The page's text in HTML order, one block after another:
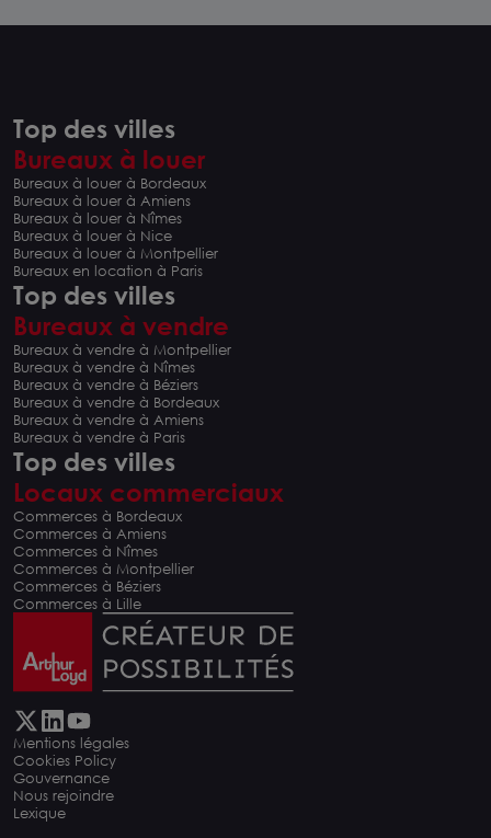
Top des villes
Bureaux à louer
Bureaux à louer à Bordeaux
Bureaux à louer à Amiens
Bureaux à louer à Nîmes
Bureaux à louer à Nice
Bureaux à louer à Montpellier
Bureaux en location à Paris
Top des villes
Bureaux à vendre
Bureaux à vendre à Montpellier
Bureaux à vendre à Nîmes
Bureaux à vendre à Béziers
Bureaux à vendre à Bordeaux
Bureaux à vendre à Amiens
Bureaux à vendre à Paris
Top des villes
Locaux commerciaux
Commerces à Bordeaux
Commerces à Amiens
Commerces à Nîmes
Commerces à Montpellier
Commerces à Béziers
Commerces à Lille
Mentions légales
Cookies Policy
Gouvernance
Nous rejoindre
Lexique